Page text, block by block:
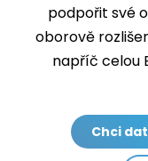
podpořit své
oborově
napříč celou
Chci